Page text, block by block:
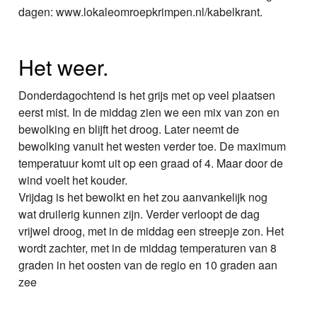
dagen: www.lokaleomroepkrimpen.nl/kabelkrant.
Het weer.
Donderdagochtend is het grijs met op veel plaatsen
eerst mist. In de middag zien we een mix van zon en
bewolking en blijft het droog. Later neemt de
bewolking vanuit het westen verder toe. De maximum
temperatuur komt uit op een graad of 4. Maar door de
wind voelt het kouder.
Vrijdag is het bewolkt en het zou aanvankelijk nog
wat druilerig kunnen zijn. Verder verloopt de dag
vrijwel droog, met in de middag een streepje zon. Het
wordt zachter, met in de middag temperaturen van 8
graden in het oosten van de regio en 10 graden aan
zee